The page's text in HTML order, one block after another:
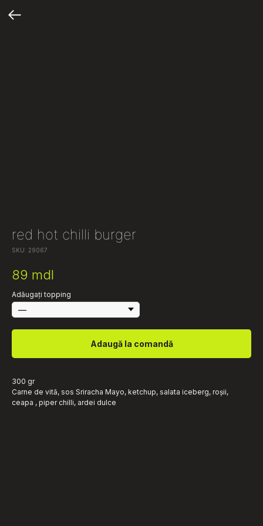
red hot chilli burger
SKU: 29067
89 mdl
Adăugați topping
Adaugă la comandă
300 gr
Carne de vită, sos Sriracha Mayo, ketchup, salata iceberg, roșii,
ceapa , piper chilli, ardei dulce